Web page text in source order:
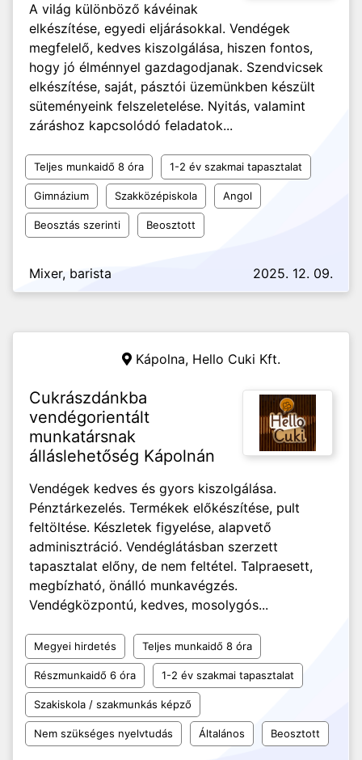
A világ különböző kávéinak
elkészítése, egyedi eljárásokkal. Vendégek
megfelelő, kedves kiszolgálása, hiszen fontos,
hogy jó élménnyel gazdagodjanak. Szendvicsek
elkészítése, saját, pásztói üzemünkben készült
süteményeink felszeletelése. Nyitás, valamint
záráshoz kapcsolódó feladatok...
Teljes munkaidő 8 óra 1-2 év szakmai tapasztalat
Gimnázium Szakközépiskola Angol
Beosztás szerinti Beosztott
Mixer, barista 2025. 12. 09.
Kápolna, Hello Cuki Kft.
Cukrászdánkba
vendégorientált
munkatársnak
álláslehetőség Kápolnán
Vendégek kedves és gyors kiszolgálása.
Pénztárkezelés. Termékek előkészítése, pult
feltöltése. Készletek figyelése, alapvető
adminisztráció. Vendéglátásban szerzett
tapasztalat előny, de nem feltétel. Talpraesett,
megbízható, önálló munkavégzés.
Vendégközpontú, kedves, mosolygós...
Megyei hirdetés Teljes munkaidő 8 óra
Részmunkaidő 6 óra 1-2 év szakmai tapasztalat
Szakiskola / szakmunkás képző
Nem szükséges nyelvtudás Általános Beosztott